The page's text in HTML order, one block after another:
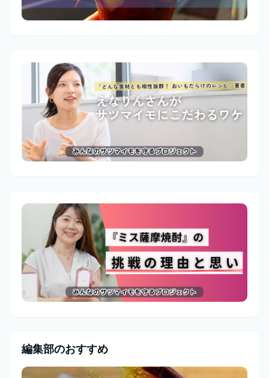
編集部のおすすめ